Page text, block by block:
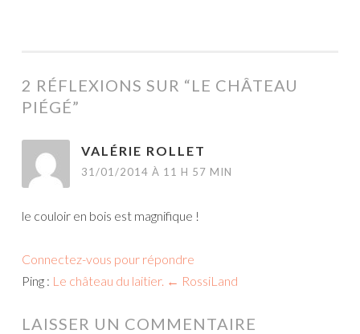
2 RÉFLEXIONS SUR “LE CHÂTEAU
PIÉGÉ”
VALÉRIE ROLLET
31/01/2014 À 11 H 57 MIN
le couloir en bois est magnifique !
Connectez-vous pour répondre
Ping : Le château du laitier. ← RossiLand
LAISSER UN COMMENTAIRE